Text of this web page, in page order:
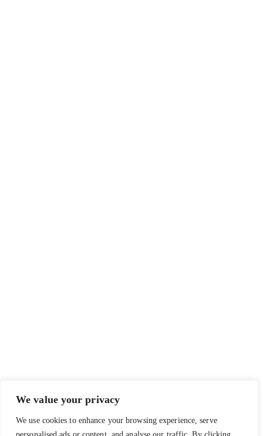
We value your privacy
We use cookies to enhance your browsing experience, serve